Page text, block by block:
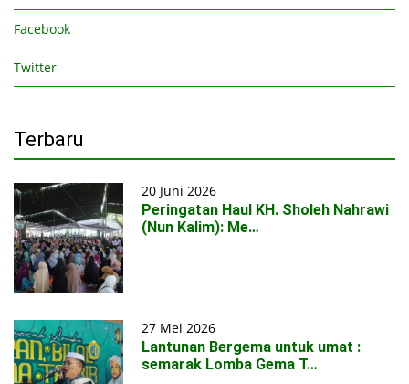
Facebook
Twitter
Terbaru
20 Juni 2026
Peringatan Haul KH. Sholeh Nahrawi
(Nun Kalim): Me…
27 Mei 2026
Lantunan Bergema untuk umat :
semarak Lomba Gema T…